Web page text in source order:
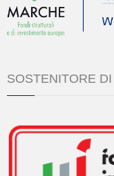
SOSTENITORE DI